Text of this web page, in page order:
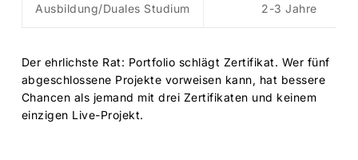
Ausbildung/Duales Studium 2-3 Jahre
Der ehrlichste Rat: Portfolio schlägt Zertifikat. Wer fünf
abgeschlossene Projekte vorweisen kann, hat bessere
Chancen als jemand mit drei Zertifikaten und keinem
einzigen Live-Projekt.